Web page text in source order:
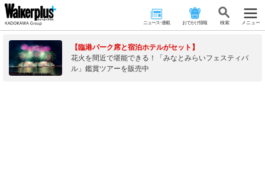
ニュース･連載 おでかけ情報 検 索 メニュー
【臨港パーク席と宿泊ホテルがセット】
花火を間近で堪能できる！「みなとみらいフェスティバ
ル」鑑賞ツアーを販売中